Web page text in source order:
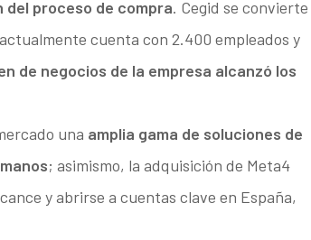
proceso de compra. Cegid se convierte
cuenta con 2.400 empleados y
de negocios de la empresa alcanzó los
una amplia gama de soluciones de
; asimismo, la adquisición de Meta4
y abrirse a cuentas clave en España,